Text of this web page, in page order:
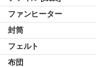
ファンヒーター
封筒
フェルト
布団